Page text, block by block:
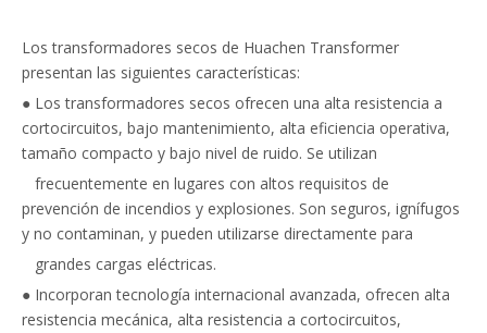
Los transformadores secos de Huachen Transformer
presentan las siguientes características:
● Los transformadores secos ofrecen una alta resistencia a
cortocircuitos, bajo mantenimiento, alta eficiencia operativa,
tamaño compacto y bajo nivel de ruido. Se utilizan
frecuentemente en lugares con altos requisitos de
prevención de incendios y explosiones. Son seguros, ignífugos
y no contaminan, y pueden utilizarse directamente para
grandes cargas eléctricas.
● Incorporan tecnología internacional avanzada, ofrecen alta
resistencia mecánica, alta resistencia a cortocircuitos,